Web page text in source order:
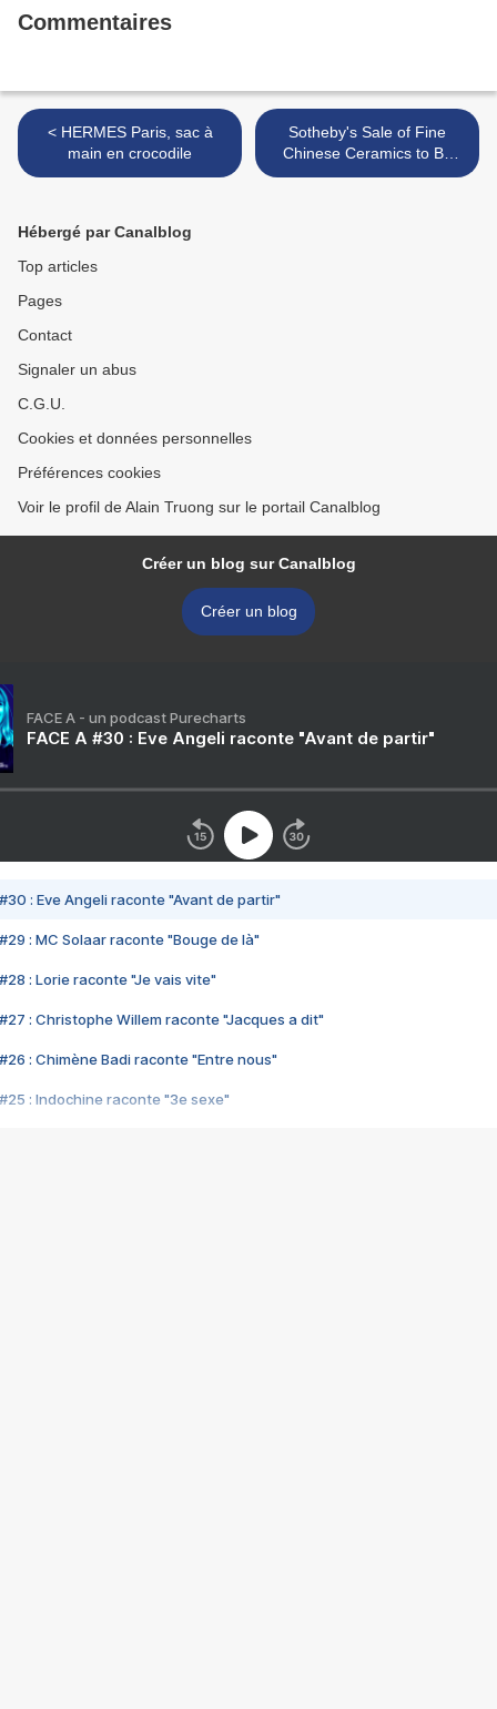
Commentaires
< HERMES Paris, sac à
main en crocodile
Sotheby's Sale of Fine
Chinese Ceramics to Be
Highlighted by a Blue And
Hébergé par Canalblog
Top articles
Pages
Contact
Signaler un abus
C.G.U.
Cookies et données personnelles
Préférences cookies
Voir le profil de Alain Truong sur le portail Canalblog
Créer un blog sur Canalblog
Créer un blog
FACE A - un podcast Purecharts
FACE A #30 : Eve Angeli raconte "Avant de partir"
#30 : Eve Angeli raconte "Avant de partir"
#29 : MC Solaar raconte "Bouge de là"
#28 : Lorie raconte "Je vais vite"
#27 : Christophe Willem raconte "Jacques a dit"
#26 : Chimène Badi raconte "Entre nous"
#25 : Indochine raconte "3e sexe"